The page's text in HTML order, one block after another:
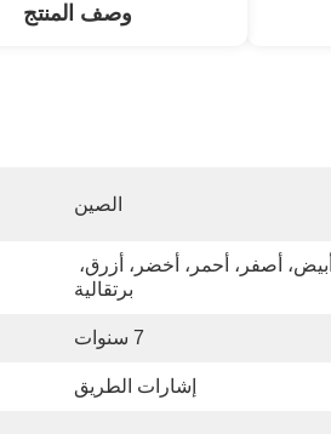
وصف المنتج
الصين
برتقالية
7 سنوات
إشارات الطريق